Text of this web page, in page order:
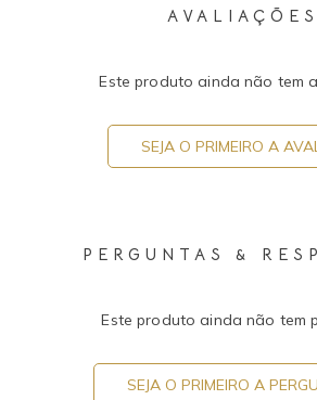
AVALIAÇÕES
Este produto ainda não tem
SEJA O PRIMEIRO A
PERGUNTAS &
Este produto ainda não tem
SEJA O PRIMEIRO A